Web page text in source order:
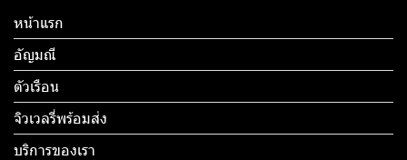
หน้าแรก
อัญมณี
ตัวเรือน
จิวเวลรี่พร้อมส่ง
บริการของเรา